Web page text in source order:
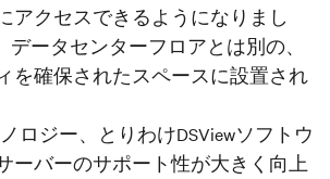
アクセスできるようになりまし
データセンターフロアとは別の、
を確保されたスペースに設置され
ロジー、とりわけDSViewソフトウ
ーバーのサポート性が大きく向上